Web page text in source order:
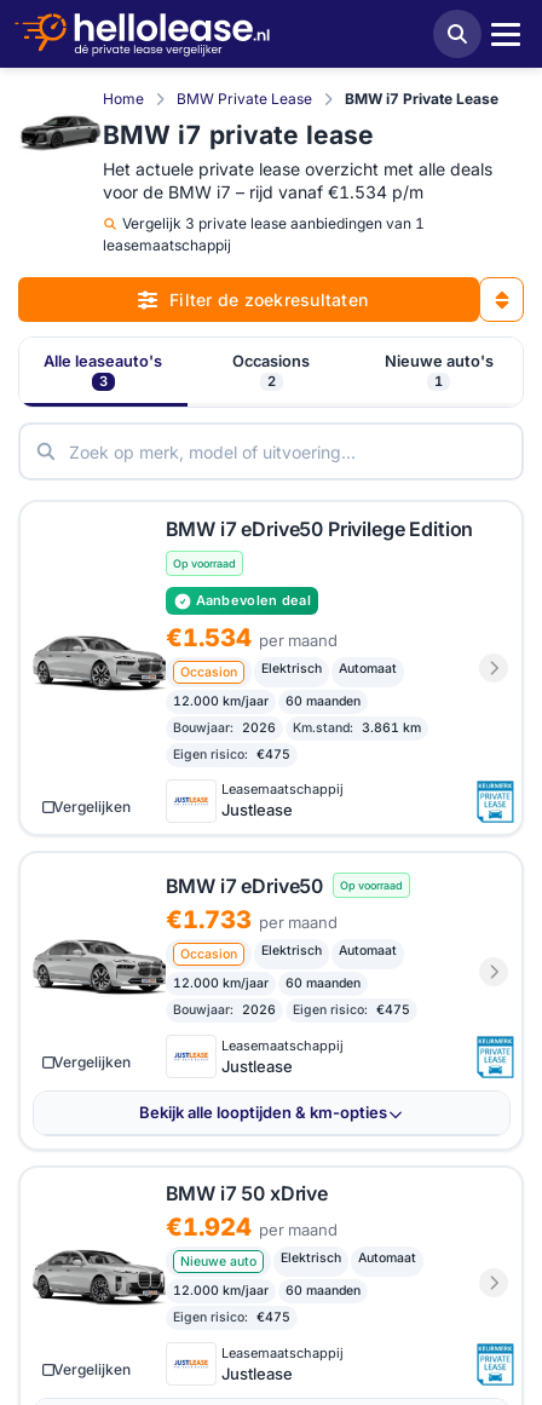
Home BMW Private Lease BMW i7 Private Lease
BMW i7 private lease
Het actuele private lease overzicht met alle deals
voor de BMW i7 – rijd vanaf €1.534 p/m
Vergelijk 3 private lease aanbiedingen van 1
leasemaatschappij
Filter de zoekresultaten
Alle leaseauto's
3
Occasions
2
Nieuwe auto's
1
BMW i7 eDrive50 Privilege Edition
Op voorraad
Aanbevolen deal
€1.534 per maand
Occasion Elektrisch Automaat
12.000 km/jaar
60 maanden
Bouwjaar:
2026 Km.stand:
3.861 km
Eigen risico:
€475
Leasemaatschappij
Justlease
Vergelijken
BMW i7 eDrive50 Op voorraad
€1.733 per maand
Occasion Elektrisch Automaat
12.000 km/jaar
60 maanden
Bouwjaar:
2026 Eigen risico: €475
Leasemaatschappij
Justlease
Vergelijken
Bekijk alle looptijden & km-opties
BMW i7 50 xDrive
€1.924 per maand
Nieuwe auto Elektrisch Automaat
12.000 km/jaar
60 maanden
Eigen risico:
€475
Leasemaatschappij
Justlease
Vergelijken